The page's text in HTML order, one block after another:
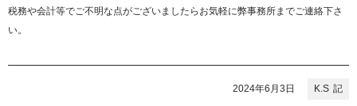
税務や会計等でご不明な点がございましたらお気軽に弊事務所までご連絡下さ
い。
K.S
2024年6月3日